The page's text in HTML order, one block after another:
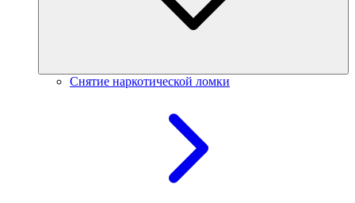
Снятие наркотической ломки